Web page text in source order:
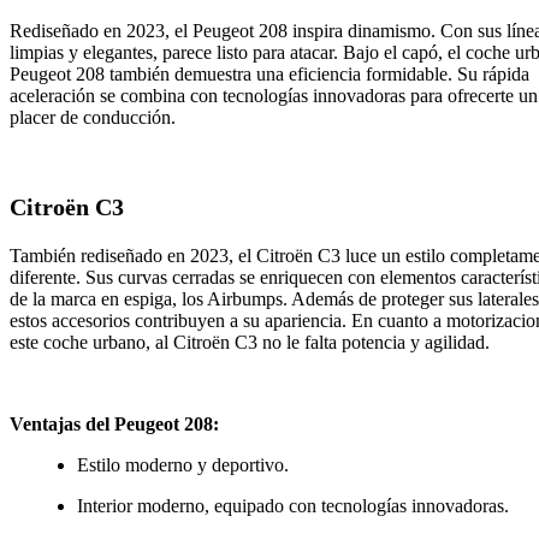
Rediseñado en 2023, el Peugeot 208 inspira dinamismo. Con sus
limpias y elegantes, parece listo para atacar. Bajo el capó, el coche
Peugeot 208 también demuestra una eficiencia formidable. Su rápida
aceleración se combina con tecnologías innovadoras para ofrecerte
placer de conducción.
Citroën C3
También rediseñado en 2023, el Citroën C3 luce un estilo
diferente. Sus curvas cerradas se enriquecen con elementos
de la marca en espiga, los Airbumps. Además de proteger sus
estos accesorios contribuyen a su apariencia. En cuanto a
este coche urbano, al Citroën C3 no le falta potencia y agilidad.
Ventajas del Peugeot 208:
Estilo moderno y deportivo.
Interior moderno, equipado con tecnologías innovadoras.